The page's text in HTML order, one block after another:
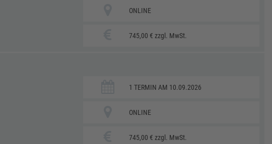
ONLINE
745,00 € zzgl. MwSt.
1 TERMIN AM 10.09.2026
ONLINE
745,00 € zzgl. MwSt.